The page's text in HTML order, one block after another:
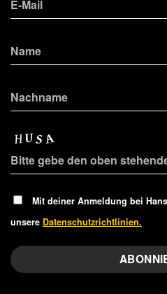
Mit deiner Anmeldung bei
unsere Datenschutzrichtlinien.